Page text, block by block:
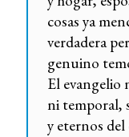
cosas ya
verdadera
genuino
El evangelio
ni temporal,
y eternos